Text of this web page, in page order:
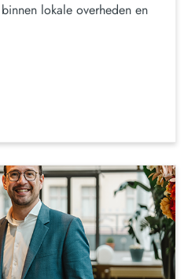
lokale overheden en